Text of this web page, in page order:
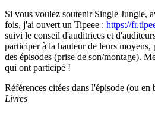
Si vous voulez soutenir Single Jungle,
fois, j'ai ouvert un Tipeee : https://
suivi le conseil d'auditrices et
participer à la hauteur de leurs
des épisodes (prise de son/montage).
qui ont participé !
Références citées dans l'épisode (ou en
Livres